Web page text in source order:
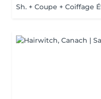
Sh. + Coupe + Coiffage